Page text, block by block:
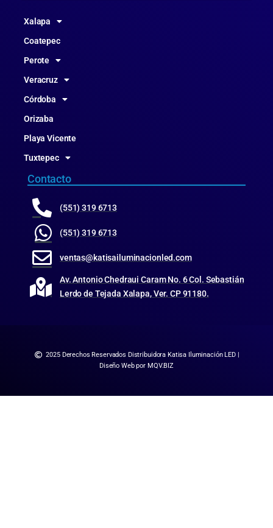
Xalapa
Coatepec
Perote
Veracruz
Córdoba
Orizaba
Playa Vicente
Tuxtepec
Contacto
(551) 319 6713
(551) 319 6713
ventas@katisailuminacionled.com
Av. Antonio Chedraui Caram No. 6 Col. Sebastián
Lerdo de Tejada Xalapa, Ver. CP 91180.
2025 Derechos Reservados Distribuidora Katisa Iluminación LED |
Diseño Web por MQV.BIZ